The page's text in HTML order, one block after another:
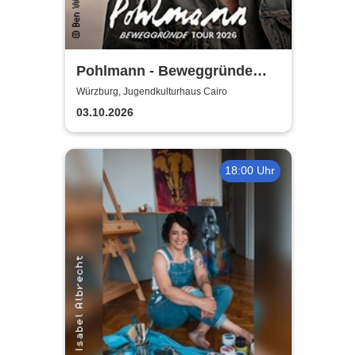
Pohlmann - Beweggründe
Tour 2026
Würzburg, Jugendkulturhaus Cairo
03.10.2026
18:00 Uhr